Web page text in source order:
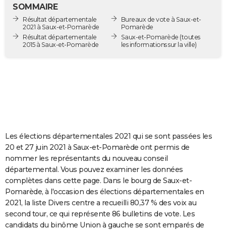
Destinations
City break
Voyage nature
Voyage de noces
Forum
Climat
GUIDES D'ACHAT
COPAINS D'AVANT
S'inscrire
Se connecter
Primaires
Universités
Entreprises
Service militaire
Avis de recherche
AVIS DE DÉCÈS
FORUM
Bricolage
Lifestyle
Culture
Sport
Auto
Television
Voyage
Cinema
SOMMAIRE
Résultat départementale
2021 à Saux-et-Pomarède
Résultat départementale
2015 à Saux-et-Pomarède
Bureaux de vote à Saux-et-
Pomarède
Saux-et-Pomarède (toutes
les informations sur la ville)
Les élections départementales 2021 qui se sont passées les
20 et 27 juin 2021 à Saux-et-Pomarède ont permis de
nommer les représentants du nouveau conseil
départemental. Vous pouvez examiner les données
complètes dans cette page. Dans le bourg de Saux-et-
Pomarède, à l'occasion des élections départementales en
2021, la liste Divers centre a recueilli 80,37 % des voix au
second tour, ce qui représente 86 bulletins de vote. Les
candidats du binôme Union à gauche se sont emparés de